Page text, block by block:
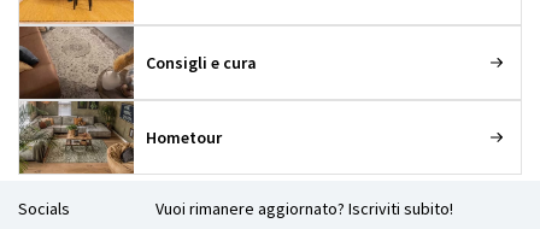
Consigli e cura
Hometour
Socials Vuoi rimanere aggiornato? Iscriviti subito!